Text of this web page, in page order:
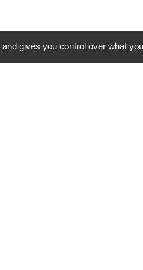
gives you control over what